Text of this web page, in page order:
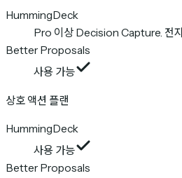
HummingDeck
Pro 이상 Decision Capture. 전
Better Proposals
사용 가능
상호 액션 플랜
HummingDeck
사용 가능
Better Proposals